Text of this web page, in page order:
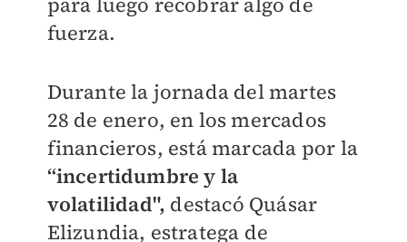
fuerza.
Durante la jornada del martes
28 de enero, en los mercados
financieros, está marcada por la
“incertidumbre y la
volatilidad", destacó Quásar
Elizundia, estratega de